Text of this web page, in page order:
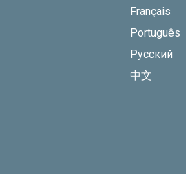
Français
Português
Русский
中文